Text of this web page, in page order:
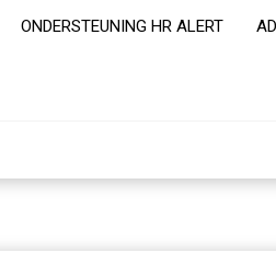
ONDERSTEUNING HR ALERT